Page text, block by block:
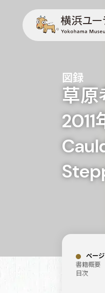
草原
図録
ペー
書籍概要
目次